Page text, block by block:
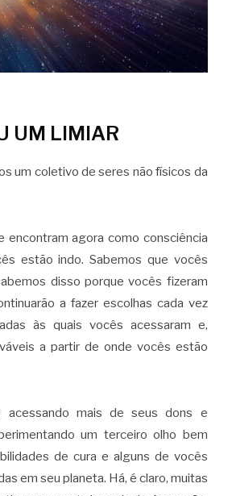
UM LIMIAR
um coletivo de seres não físicos da
agora como consciência
estão indo. Sabemos que vocês
disso porque vocês fizeram
a fazer escolhas cada vez
às quais vocês acessaram e,
a partir de onde vocês estão
acessando mais de seus dons e
um terceiro olho bem
de cura e alguns de vocês
em seu planeta. Há, é claro, muitas